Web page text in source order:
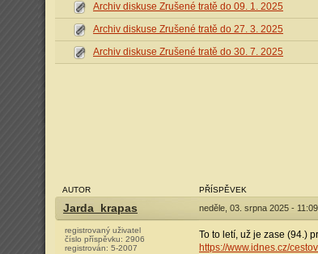
Archiv diskuse Zrušené tratě do 09. 1. 2025
Archiv diskuse Zrušené tratě do 27. 3. 2025
Archiv diskuse Zrušené tratě do 30. 7. 2025
AUTOR PŘÍSPĚVEK
Jarda_krapas neděle, 03. srpna 2025 -
registrovaný uživatel
číslo příspěvku: 2906
registrován: 5-2007
To to letí, už je zase (94.)
https://www.idnes.cz/